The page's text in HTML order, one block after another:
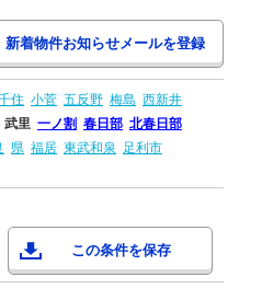
住 小菅 五反野 梅島 西新井
武里 一ノ割 春日部 北春日部
県 福居 東武和泉 足利市
この条件を保存